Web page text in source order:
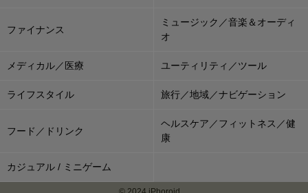
ファイナンス
ミュージック／音楽＆オーディ
オ
メディカル／医療 ユーティリティ／ツール
ライフスタイル 旅行／地域／ナビゲーション
フード／ドリンク
ヘルスケア／フィットネス／健
康
カジュアル / ミニゲーム